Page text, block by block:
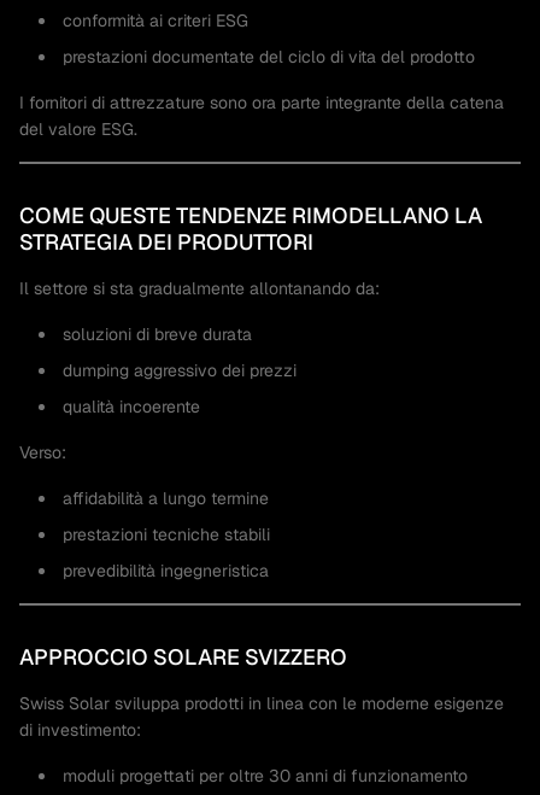
conformità ai criteri ESG
prestazioni documentate del ciclo di vita del prodotto
I fornitori di attrezzature sono ora parte integrante della catena
del valore ESG.
COME QUESTE TENDENZE RIMODELLANO LA
STRATEGIA DEI PRODUTTORI
Il settore si sta gradualmente allontanando da:
soluzioni di breve durata
dumping aggressivo dei prezzi
qualità incoerente
Verso:
affidabilità a lungo termine
prestazioni tecniche stabili
prevedibilità ingegneristica
APPROCCIO SOLARE SVIZZERO
Swiss Solar sviluppa prodotti in linea con le moderne esigenze
di investimento:
moduli progettati per oltre 30 anni di funzionamento